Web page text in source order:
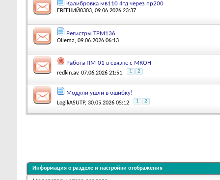
Калибровка мв110 4тд через пр200
ЕВГЕНИЙ0303, 09.06.2026 23:37
Регистры ТРМ136
Ollema, 09.06.2026 06:13
Работа ПМ-01 в связке с МКОН
redkin.av, 07.06.2026 21:51 1 2
Модули ушли в ошибку!
LogikASUTP, 30.05.2026 05:12 1 2
Информация о разделе и настройки отображения